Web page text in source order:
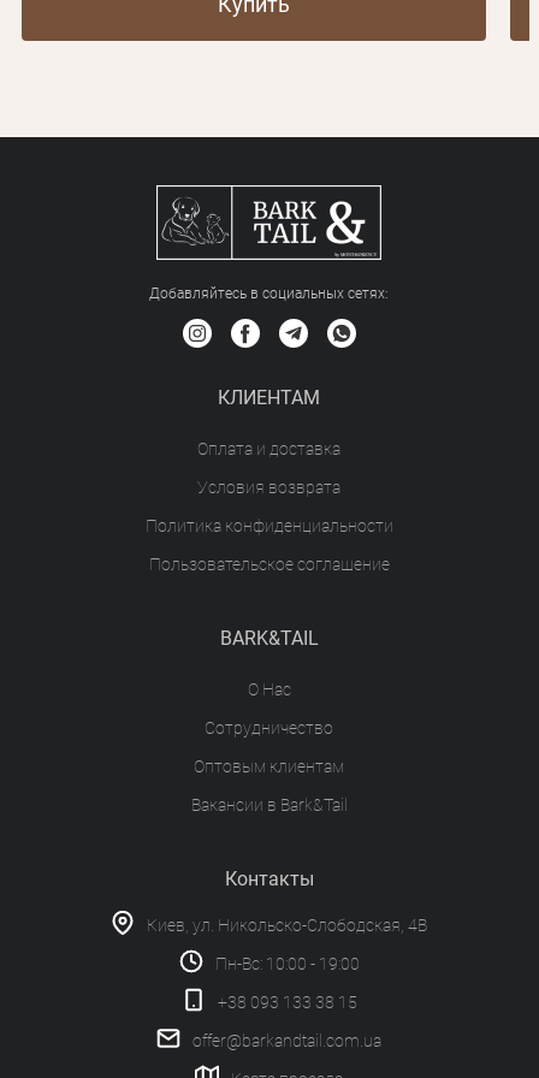
Добавляйтесь в социальных сетяx:
КЛИЕНТАМ
Оплата и доставка
Условия возврата
Политика конфиденциальности
Пользовательское соглашение
BARK&TAIL
О Нас
Сотрудничество
Оптовым клиентам
Вакансии в Bark&Tail
Контакты
Киев, ул. Никольско-Слободская, 4В
Пн-Вс: 10:00 - 19:00
+38 093 133 38 15
offer@barkandtail.com.ua